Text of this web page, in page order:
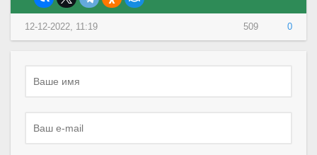
509 0
12-12-2022, 11:19